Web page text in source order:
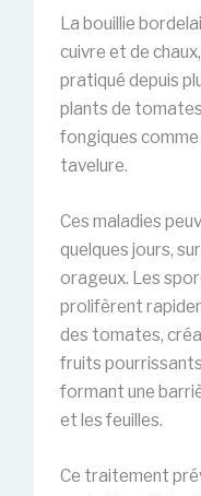
La bouillie
cuivre et de
pratiqué depuis
plants de
fongiques comme
tavelure.
Ces maladies
quelques jours,
orageux. Les
prolifèrent
des tomates,
fruits
formant une
et les feuilles.
Ce traitement